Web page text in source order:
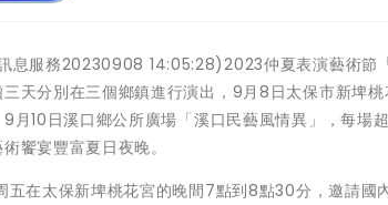
息服務20230908 14:05:28)2023仲夏表演藝術節
三天分別在三個鄉鎮進行演出，9月8日太保市新埤
月10日溪口鄉公所廣場「溪口民藝風情異」，每場
饗宴豐富夏日夜晚。
五在太保新埤桃花宮的晚間7點到8點30分，邀請國